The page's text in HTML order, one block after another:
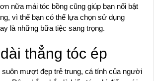
nữa mái tóc bồng cũng giúp bạn nổi bật
vì thế bạn có thể lựa chọn sử dụng
là những bữa tiệc sang trọng.
thẳng tóc ép
suôn mượt đẹp trẻ trung, cá tính của người